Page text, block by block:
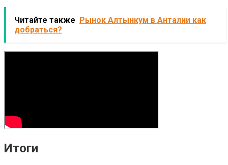
Читайте также
Рынок Алтынкум в Анталии как
добраться?
Итоги